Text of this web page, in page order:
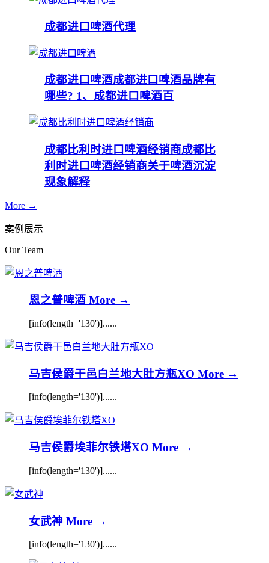
成都进口啤酒代理
成都进口啤酒成都进口啤酒品牌有
哪些? 1、成都进口啤酒百
成都比利时进口啤酒经销商成都比
利时进口啤酒经销商关于啤酒沉淀
现象解释
More →
案例展示
Our Team
恩之普啤酒 More →
[info(length='130')]......
马吉侯爵干邑白兰地大肚方瓶XO More →
[info(length='130')]......
马吉侯爵埃菲尔铁塔XO More →
[info(length='130')]......
女武神 More →
[info(length='130')]......